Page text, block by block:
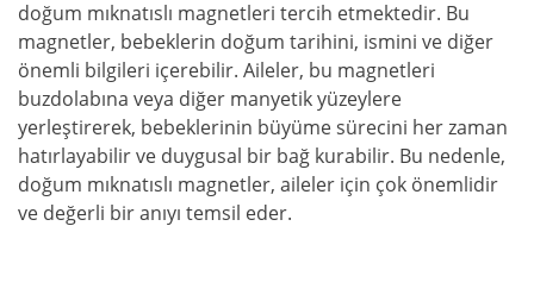
doğum mıknatıslı magnetleri tercih etmektedir. Bu
magnetler, bebeklerin doğum tarihini, ismini ve diğer
önemli bilgileri içerebilir. Aileler, bu magnetleri
buzdolabına veya diğer manyetik yüzeylere
yerleştirerek, bebeklerinin büyüme sürecini her zaman
hatırlayabilir ve duygusal bir bağ kurabilir. Bu nedenle,
doğum mıknatıslı magnetler, aileler için çok önemlidir
ve değerli bir anıyı temsil eder.